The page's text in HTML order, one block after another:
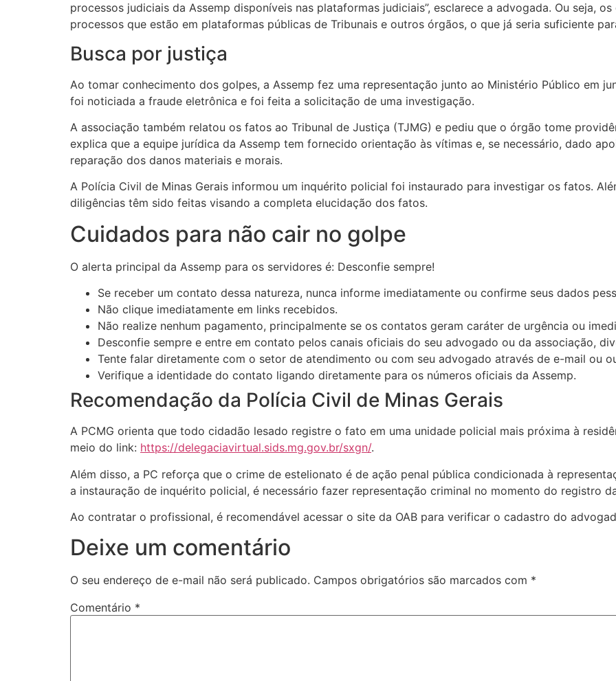
processos judiciais da Assemp disponíveis nas plataformas judiciais”, esclarece a advogada. Ou seja,
processos que estão em plataformas públicas de Tribunais e outros órgãos, o que já seria suficiente
Busca por justiça
Ao tomar conhecimento dos golpes, a Assemp fez uma representação junto ao Ministério Público em
foi noticiada a fraude eletrônica e foi feita a solicitação de uma investigação.
A associação também relatou os fatos ao Tribunal de Justiça (TJMG) e pediu que o órgão tome
explica que a equipe jurídica da Assemp tem fornecido orientação às vítimas e, se necessário, dado
reparação dos danos materiais e morais.
A Polícia Civil de Minas Gerais informou um inquérito policial foi instaurado para investigar os fatos.
diligências têm sido feitas visando a completa elucidação dos fatos.
Cuidados para não cair no golpe
O alerta principal da Assemp para os servidores é: Desconfie sempre!
Se receber um contato dessa natureza, nunca informe imediatamente ou confirme seus dados
Não clique imediatamente em links recebidos.
Não realize nenhum pagamento, principalmente se os contatos geram caráter de urgência ou
Desconfie sempre e entre em contato pelos canais oficiais do seu advogado ou da associação,
Tente falar diretamente com o setor de atendimento ou com seu advogado através de e-mail ou
Verifique a identidade do contato ligando diretamente para os números oficiais da Assemp.
Recomendação da Polícia Civil de Minas Gerais
A PCMG orienta que todo cidadão lesado registre o fato em uma unidade policial mais próxima à
meio do link: https://delegaciavirtual.sids.mg.gov.br/sxgn/.
Além disso, a PC reforça que o crime de estelionato é de ação penal pública condicionada à
a instauração de inquérito policial, é necessário fazer representação criminal no momento do registro
Ao contratar o profissional, é recomendável acessar o site da OAB para verificar o cadastro do
Deixe um comentário
O seu endereço de e-mail não será publicado. Campos obrigatórios são marcados com *
Comentário *